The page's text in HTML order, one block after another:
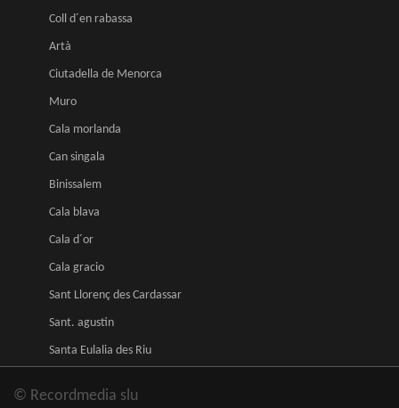
Coll d´en rabassa
Artà
Ciutadella de Menorca
Muro
Cala morlanda
Can singala
Binissalem
Cala blava
Cala d´or
Cala gracio
Sant Llorenç des Cardassar
Sant. agustin
Santa Eulalia des Riu
© Recordmedia slu